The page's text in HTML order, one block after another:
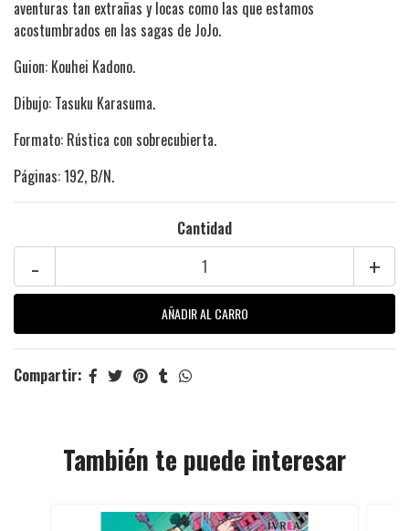
aventuras tan extrañas y locas como las que estamos
acostumbrados en las sagas de JoJo.
Guion: Kouhei Kadono.
Dibujo: Tasuku Karasuma.
Formato: Rústica con sobrecubierta.
Páginas: 192, B/N.
Cantidad
+
-
Compartir:
También te puede interesar